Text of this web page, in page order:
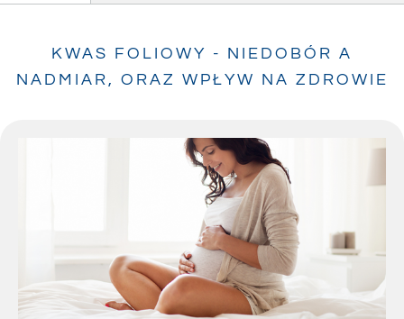
KWAS FOLIOWY - NIEDOBÓR A
NADMIAR, ORAZ WPŁYW NA ZDROWIE